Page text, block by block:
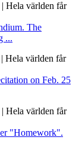
| Hela världen får
The
...
| Hela världen får
on Feb. 25
| Hela världen får
"Homework".